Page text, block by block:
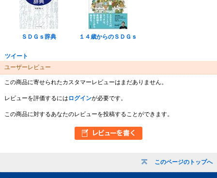
このページのトップへ
ＳＤＧｓ辞典 １４歳からのＳＤＧｓ
ツイート
ユーザーレビュー
この商品に寄せられたカスタマーレビューはまだありません。
レビューを評価するには ログインが必要です。
この商品に対するあなたのレビューを投稿することができます。